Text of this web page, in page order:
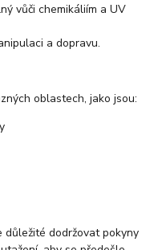
vůči chemikáliím a UV
a dopravu.
oblastech, jako jsou:
důležité dodržovat pokyny